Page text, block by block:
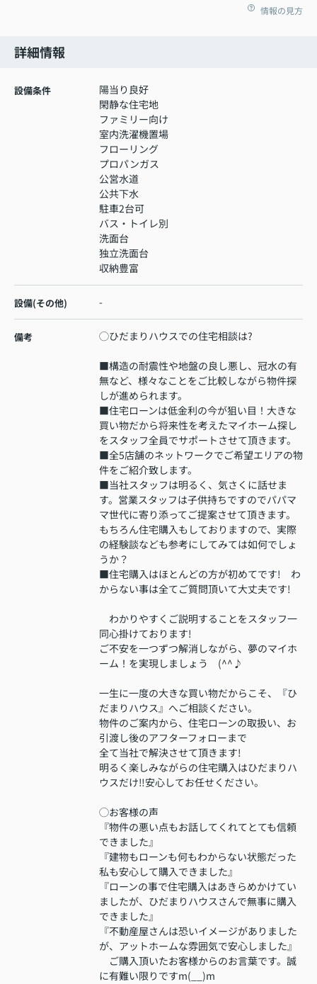
情報の見方
詳細情報
設備条件
陽当り良好
閑静な住宅地
ファミリー向け
室内洗濯機置場
フローリング
プロパンガス
公営水道
公共下水
駐車2台可
バス・トイレ別
洗面台
独立洗面台
収納豊富
設備(その他) -
備考 ◯ひだまりハウスでの住宅相談は?
■構造の耐震性や地盤の良し悪し、冠水の有
無など、様々なことをご比較しながら物件探
しが進められます。
■住宅ローンは低金利の今が狙い目！大きな
買い物だから将来性を考えたマイホーム探し
をスタッフ全員でサポートさせて頂きます。
■全5店舗のネットワークでご希望エリアの物
件をご紹介致します。
■当社スタッフは明るく、気さくに話せま
す。営業スタッフは子供持ちですのでパパマ
マ世代に寄り添ってご提案させて頂きます。
もちろん住宅購入もしておりますので、実際
の経験談なども参考にしてみては如何でしょ
うか？
■住宅購入はほとんどの方が初めてです! わ
からない事は全てご質問頂いて大丈夫です!
わかりやすくご説明することをスタッフ一
同心掛けております!
ご不安を一つずつ解消しながら、夢のマイホ
ーム！を実現しましょう (^^♪
一生に一度の大きな買い物だからこそ、『ひ
だまりハウス』へご相談ください。
物件のご案内から、住宅ローンの取扱い、お
引渡し後のアフターフォローまで
全て当社で解決させて頂きます!
明るく楽しみながらの住宅購入はひだまりハ
ウスだけ‼安心してお任せください。
◯お客様の声
『物件の悪い点もお話してくれてとても信頼
できました』
『建物もローンも何もわからない状態だった
私も安心して購入できました』
『ローンの事で住宅購入はあきらめかけてい
ましたが、ひだまりハウスさんで無事に購入
できました』
『不動産屋さんは恐いイメージがありました
が、アットホームな雰囲気で安心しました』
ご購入頂いたお客様からのお言葉です。誠
に有難い限りですm(__)m